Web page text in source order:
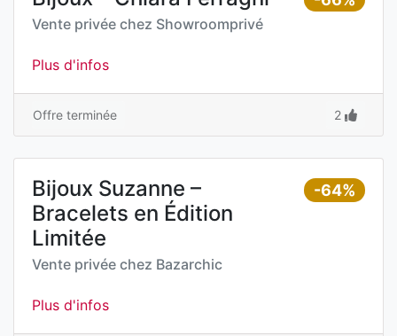
Vente privée chez Showroomprivé
Plus d'infos
Offre terminée 2
-64%
Bijoux Suzanne –
Bracelets en Édition
Limitée
Vente privée chez Bazarchic
Plus d'infos